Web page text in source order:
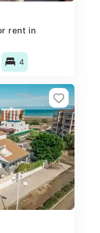
rent in
4